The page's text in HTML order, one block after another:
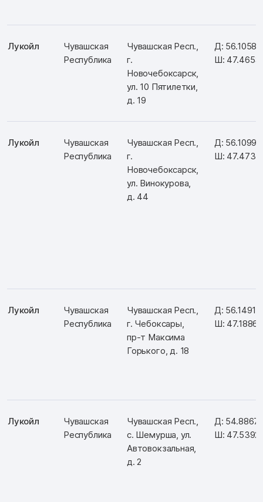
Лукойл
Чувашская
Республика
Чувашская Респ.,
г.
Новочебоксарск,
ул. 10 Пятилетки,
д. 19
Д:
Ш:
Лукойл
Чувашская
Республика
Чувашская Респ.,
г.
Новочебоксарск,
ул. Винокурова,
д. 44
Д:
Ш:
Лукойл
Чувашская
Республика
Чувашская Респ.,
г. Чебоксары,
пр-т Максима
Горького, д. 18
Д:
Ш:
Лукойл
Чувашская
Республика
Чувашская Респ.,
с. Шемурша, ул.
Автовокзальная,
д. 2
Д:
Ш: